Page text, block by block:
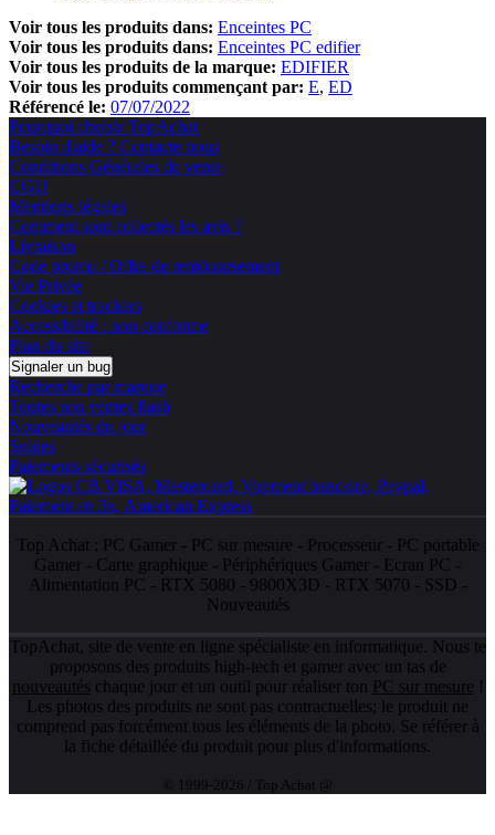
Voir tous les produits dans: Enceintes PC
Voir tous les produits dans: Enceintes PC edifier
Voir tous les produits de la marque: EDIFIER
Voir tous les produits commençant par: E ED
Référencé le: 07/07/2022
Pourquoi choisir TopAchat
Besoin d'aide ? Contacte nous
Conditions Générales de vente
CGU
Mentions légales
Comment sont collectés les avis ?
Livraison
Code promo / Offre de remboursement
Vie Privée
Cookies et trackers
Accessibilité : non conforme
Plan du site
Signaler un bug
Recherche par marque
Toutes nos ventes flash
Nouveautés du jour
Soldes
Paiements sécurisés
Top Achat : PC Gamer- PC sur mesure - Processeur- PC portable
Gamer - Carte graphique - Périphériques Gamer - Ecran PC -
Alimentation PC - RTX 5080 - 9800X3D - RTX 5070 - SSD -
Nouveautés
TopAchat, site de vente en ligne spécialiste en informatique. Nous te
proposons des produits high-tech et gamer avec un tas de
nouveautés chaque jour et un outil pour réaliser ton PC sur mesure !
Les photos des produits ne sont pas contractuelles; le produit ne
comprend pas forcément tous les éléments de la photo. Se référer à
la fiche détaillée du produit pour plus d'informations.
© 1999-2026 / Top Achat @